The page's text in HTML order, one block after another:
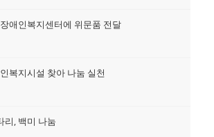
애인복지센터에 위문품 전달
복지시설 찾아 나눔 실천
리, 백미 나눔